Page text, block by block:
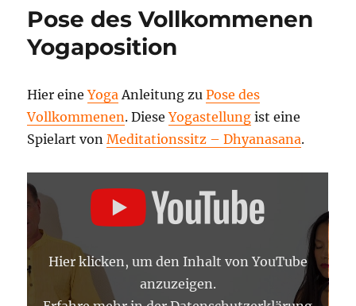
Pose des Vollkommenen
Yogaposition
Hier eineYoga Anleitung zuPose des
Vollkommenen. DieseYogastellung ist eine
Spielart vonMeditationssitz – Dhyanasana.
„POSE
DES
VOLLKOMMENEN
YOGA
ASANA
LEXIKON“
VON
YOUTUBE
Hier klicken, um den Inhalt von YouTube
anzuzeigen.